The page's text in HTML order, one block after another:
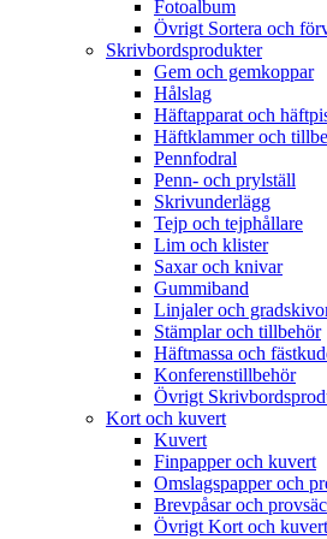
Fotoalbum
Övrigt Sortera och
Skrivbordsprodukter
Gem och gemkoppar
Hålslag
Häftapparat och
Häftklammer och
Pennfodral
Penn- och prylställ
Skrivunderlägg
Tejp och tejphållare
Lim och klister
Saxar och knivar
Gummiband
Linjaler och
Stämplar och tillbehör
Häftmassa och
Konferenstillbehör
Övrigt
Kort och kuvert
Kuvert
Finpapper och kuvert
Omslagspapper och
Brevpåsar och
Övrigt Kort och kuvert